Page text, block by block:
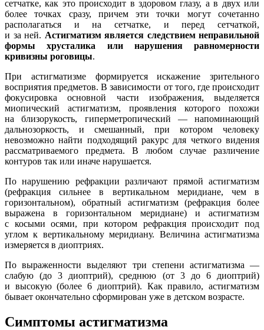
сетчатке, как это происходит в здоровом глазу, а в двух или
более точках сразу, причем эти точки могут сочетанно
располагаться и на сетчатке, и перед сетчаткой,
и за ней. Астигматизм является следствием неправильной
формы хрусталика или нарушения равномерности
кривизны роговицы.
При астигматизме формируется искажение зрительного
восприятия предметов. В зависимости от того, где происходит
фокусировка основной части изображения, выделяется
миопический астигматизм, проявления которого похожи
на близорукость, гиперметропический — напоминающий
дальнозоркость, и смешанный, при котором человеку
невозможно найти подходящий ракурс для четкого видения
рассматриваемого предмета. В любом случае различение
контуров так или иначе нарушается.
По нарушению рефракции различают прямой астигматизм
(рефракция сильнее в вертикальном меридиане, чем в
горизонтальном), обратный астигматизм (рефракция более
выражена в горизонтальном меридиане) и астигматизм
с косыми осями, при котором рефракция происходит под
углом к вертикальному меридиану. Величина астигматизма
измеряется в диоптриях.
По выраженности выделяют три степени астигматизма —
слабую (до 3 диоптрий), среднюю (от 3 до 6 диоптрий)
и высокую (более 6 диоптрий). Как правило, астигматизм
бывает окончательно сформирован уже в детском возрасте.
Симптомы астигматизма